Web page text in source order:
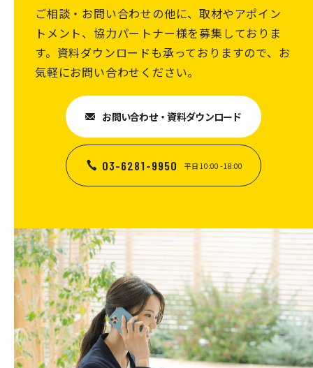
リアを設けたレイアウトとなっています。窓側の
エリアは、集中席からミーティングスペースま
で、選択肢を多く設けています。
ご相談・お問い合わせの他に、取材やアポイン
トメント、協力パートナー様を募集しておりま
す。資料ダウンロードも承っておりますので、お
気軽にお問い合わせください。
お問い合わせ・資料ダウンロード
03-6281-9950 平日 10:00 - 18:00